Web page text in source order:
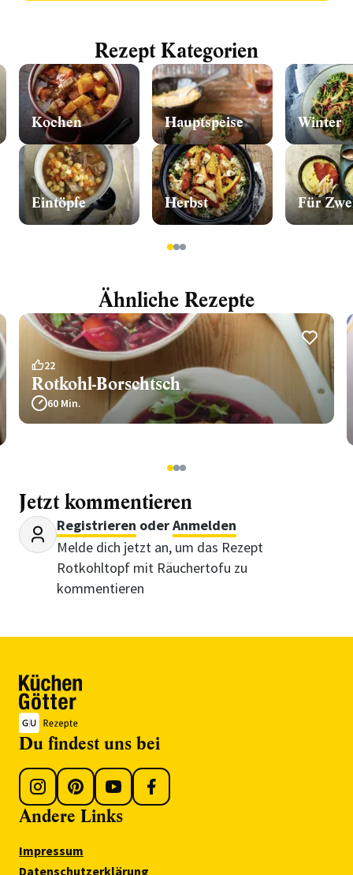
Rezept Kategorien
Kochen
Eintöpfe
Hauptspeise
Herbst
Winter
Für
123
Ähnliche Rezepte
22
Rotkohl-Borschtsch
60 Min.
123
Jetzt kommentieren
Registrieren oderAnmelden
Melde dich jetzt an, um das Rezept
Rotkohltopf mit Räuchertofu zu
kommentieren
Du findest uns bei
Andere Links
Impressum
Datenschutzerklärung